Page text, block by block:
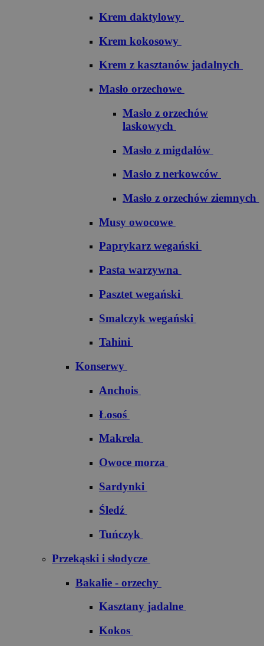
Krem daktylowy
Krem kokosowy
Krem z kasztanów jadalnych
Masło orzechowe
Masło z orzechów
laskowych
Masło z migdałów
Masło z nerkowców
Masło z orzechów ziemnych
Musy owocowe
Paprykarz wegański
Pasta warzywna
Pasztet wegański
Smalczyk wegański
Tahini
Konserwy
Anchois
Łosoś
Makrela
Owoce morza
Sardynki
Śledź
Tuńczyk
Przekąski i słodycze
Bakalie - orzechy
Kasztany jadalne
Kokos